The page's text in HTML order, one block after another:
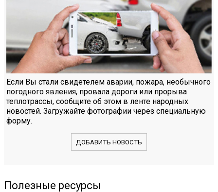
Если Вы стали свидетелем аварии, пожара, необычного
погодного явления, провала дороги или прорыва
теплотрассы, сообщите об этом в ленте народных
новостей. Загружайте фотографии через специальную
форму.
ДОБАВИТЬ НОВОСТЬ
Полезные ресурсы